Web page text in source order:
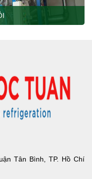
Tân Bình, TP. Hồ Chí